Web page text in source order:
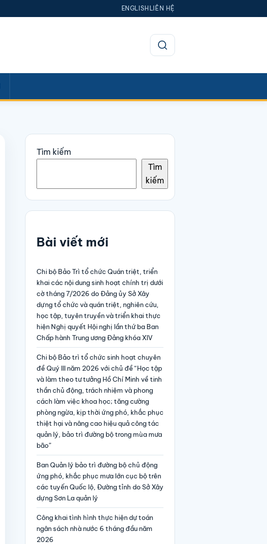
ENGLISH LIÊN HỆ
Mở tìm kiếm
Tìm kiếm
Tìm
kiếm
Bài viết mới
Chi bộ Bảo Trì tổ chức Quán triệt, triển
khai các nội dung sinh hoạt chính trị dưới
cờ tháng 7/2026 do Đảng ủy Sở Xây
dựng tổ chức và quán triệt, nghiên cứu,
học tập, tuyên truyền và triển khai thực
hiện Nghị quyết Hội nghị lần thứ ba Ban
Chấp hành Trung ương Đảng khóa XIV
Chi bộ Bảo trì tổ chức sinh hoạt chuyên
đề Quý III năm 2026 với chủ đề “Học tập
và làm theo tư tưởng Hồ Chí Minh về tinh
thần chủ động, trách nhiệm và phong
cách làm việc khoa học; tăng cường
phòng ngừa, kịp thời ứng phó, khắc phục
thiệt hại và nâng cao hiệu quả công tác
quản lý, bảo trì đường bộ trong mùa mưa
bão”
Ban Quản lý bảo trì đường bộ chủ động
ứng phó, khắc phục mưa lớn cục bộ trên
các tuyến Quốc lộ, Đường tỉnh do Sở Xây
dựng Sơn La quản lý
Công khai tình hình thực hiện dự toán
ngân sách nhà nước 6 tháng đầu năm
2026